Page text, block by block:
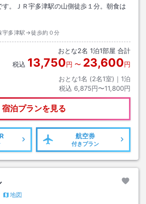
。ＪＲ宇多津駅の山側徒歩１分。朝食は
宇多津駅→徒歩約０分
おとな2名 1泊1部屋 合計
税込 13,750円 〜 23,600円
おとな1名 (2名1室)｜ 1泊
税込 6,875円〜11,800円
宿泊プランを見る
航空券
付きプラン
地図